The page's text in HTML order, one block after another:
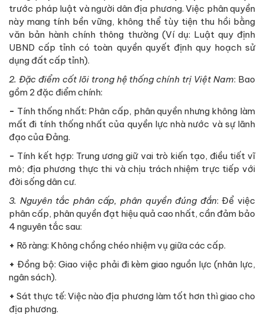
trước pháp luật và người dân địa phương. Việc phân quyền
này mang tính bền vững, không thể tùy tiện thu hồi bằng
văn bản hành chính thông thường (Ví dụ: Luật quy định
UBND cấp tỉnh có toàn quyền quyết định quy hoạch sử
dụng đất cấp tỉnh).
2. Đặc điểm cốt lõi trong hệ thống chính trị Việt Nam: Bao
gồm 2 đặc điểm chính:
- Tính thống nhất: Phân cấp, phân quyền nhưng không làm
mất đi tính thống nhất của quyền lực nhà nước và sự lãnh
đạo của Đảng.
- Tính kết hợp: Trung ương giữ vai trò kiến tạo, điều tiết vĩ
mô; địa phương thực thi và chịu trách nhiệm trực tiếp với
đời sống dân cư.
3. Nguyên tắc phân cấp, phân quyền đúng đắn: Để việc
phân cấp, phân quyền đạt hiệu quả cao nhất, cần đảm bảo
4 nguyên tắc sau:
+ Rõ ràng: Không chồng chéo nhiệm vụ giữa các cấp.
+ Đồng bộ: Giao việc phải đi kèm giao nguồn lực (nhân lực,
ngân sách).
+Sát thực tế: Việc nào địa phương làm tốt hơn thì giao cho
địa phương.